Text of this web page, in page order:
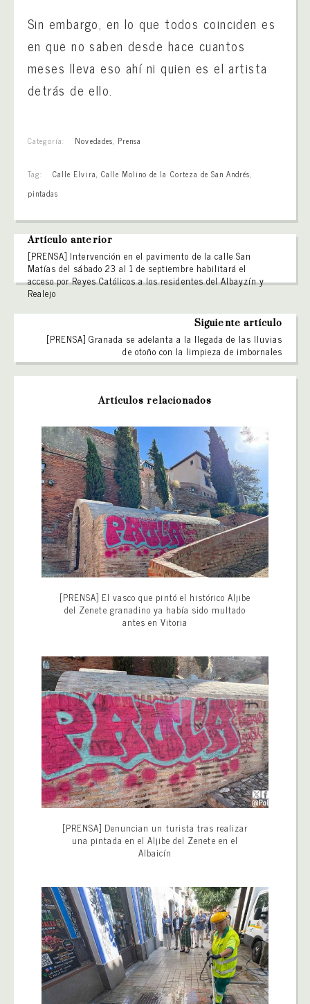
Sin embargo, en lo que todos coinciden es
en que no saben desde hace cuantos
meses lleva eso ahí ni quien es el artista
detrás de ello.
Categoría: Novedades Prensa
Tag: Calle Elvira Calle Molino de la Corteza de San Andrés
pintadas
Artículo anterior
[PRENSA] Intervención en el pavimento de la calle San
Matías del sábado 23 al 1 de septiembre habilitará el
acceso por Reyes Católicos a los residentes del Albayzín y
Realejo
Siguiente artículo
[PRENSA] Granada se adelanta a la llegada de las lluvias
de otoño con la limpieza de imbornales
Artículos relacionados
[PRENSA] El vasco que pintó el histórico Aljibe
del Zenete granadino ya había sido multado
antes en Vitoria
[PRENSA] Denuncian un turista tras realizar
una pintada en el Aljibe del Zenete en el
Albaicín